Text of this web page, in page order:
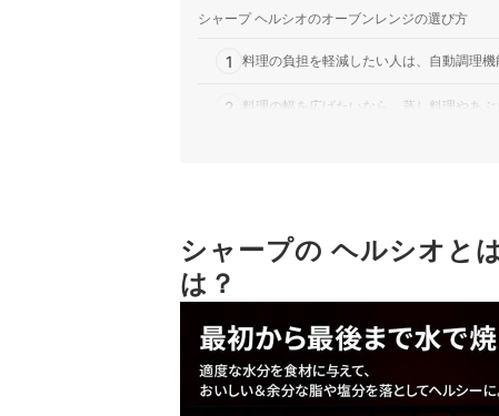
シャープ ヘルシオのオーブンレンジの選び方
1 料理の負担を軽減したい人は、自動調理
2 料理の幅を広げたいなら、蒸し料理やあ
5 利便性を高める付加機能にも注目
シャープ ヘルシオのオーブンレンジ全14商品おす
ヘルシオの欠点は？お手入れが面倒というのは本
キッチンに立つ時間を減らしたいなら、自動調理
シャープの ヘルシオと
は？